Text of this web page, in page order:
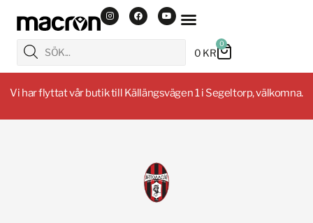
0 KR
0
Vi har flyttat vår butik till Källängsvägen 1 i Segeltorp, välkomna.